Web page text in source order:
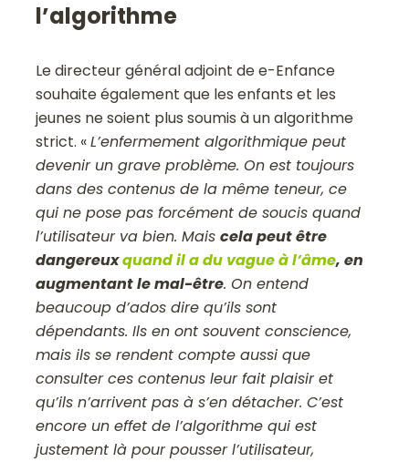
l’algorithme
Le directeur général adjoint de e-Enfance
souhaite également que les enfants et les
jeunes ne soient plus soumis à un algorithme
strict. «L’enfermement algorithmique peut
devenir un grave problème. On est toujours
dans des contenus de la même teneur, ce
qui ne pose pas forcément de soucis quand
l’utilisateur va bien. Maiscela peut être
dangereuxquand il a du vague à l’âme, en
augmentant le mal-être. On entend
beaucoup d’ados dire qu’ils sont
dépendants. Ils en ont souvent conscience,
mais ils se rendent compte aussi que
consulter ces contenus leur fait plaisir et
qu’ils n’arrivent pas à s’en détacher. C’est
encore un effet de l’algorithme qui est
justement là pour pousser l’utilisateur,